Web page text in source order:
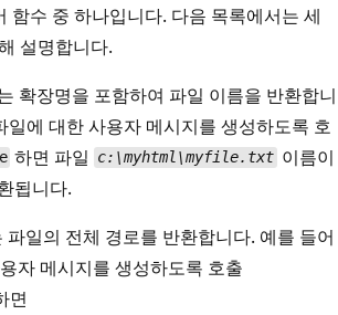
함수 중 하나입니다. 다음 목록에서는 세
설명합니다.
확장명을 포함하여 파일 이름을 반환합니
일에 대한 사용자 메시지를 생성하도록 호
하면 파일 c:\myhtml\myfile.txt 이름이
됩니다.
파일의 전체 경로를 반환합니다. 예를 들어
자 메시지를 생성하도록 호출
면